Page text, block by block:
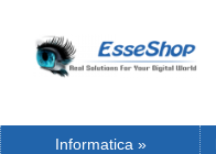
Informatica»